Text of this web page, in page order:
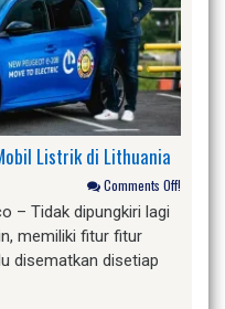
Listrik di Lithuania
Comments Off!
– Tidak dipungkiri lagi
memiliki fitur fitur
disematkan disetiap